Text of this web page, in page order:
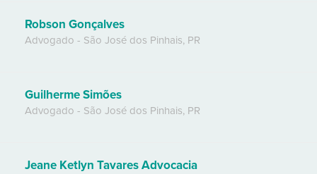
Robson Gonçalves
Advogado - São José dos Pinhais, PR
Guilherme Simões
Advogado - São José dos Pinhais, PR
Jeane Ketlyn Tavares Advocacia